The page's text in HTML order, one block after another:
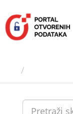
sadržaj